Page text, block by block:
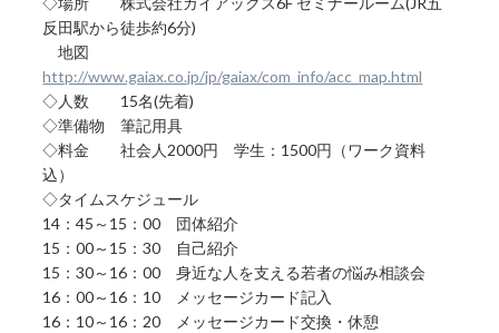
反田駅から徒歩約6分)
地図
http://www.gaiax.co.jp/jp/gaiax/com_info/acc_map.html
◇人数 15名(先着)
◇準備物 筆記用具
◇料金 社会人2000円 学生：1500円（ワーク資料
込）
◇タイムスケジュール
14：45～15：00 団体紹介
15：00～15：30 自己紹介
15：30～16：00 身近な人を支える若者の悩み相談会
16：00～16：10 メッセージカード記入
16：10～16：20 メッセージカード交換・休憩